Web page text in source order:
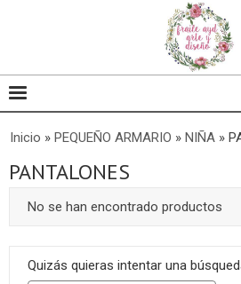
Inicio » PEQUEÑO ARMARIO » NIÑA »
PANTALONES
No se han encontrado productos
Quizás quieras intentar una